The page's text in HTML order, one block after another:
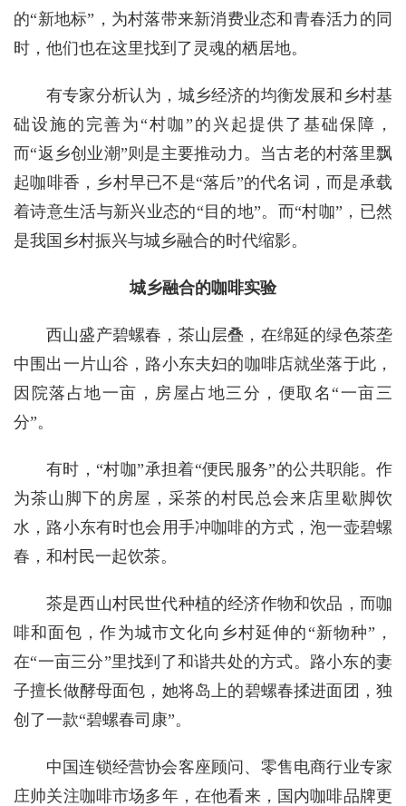
的“新地标”，为村落带来新消费业态和青春活力的同
时，他们也在这里找到了灵魂的栖居地。
有专家分析认为，城乡经济的均衡发展和乡村基
础设施的完善为“村咖”的兴起提供了基础保障，
而“返乡创业潮”则是主要推动力。当古老的村落里飘
起咖啡香，乡村早已不是“落后”的代名词，而是承载
着诗意生活与新兴业态的“目的地”。而“村咖”，已然
是我国乡村振兴与城乡融合的时代缩影。
城乡融合的咖啡实验
西山盛产碧螺春，茶山层叠，在绵延的绿色茶垄
中围出一片山谷，路小东夫妇的咖啡店就坐落于此，
因院落占地一亩，房屋占地三分，便取名“一亩三
分”。
有时，“村咖”承担着“便民服务”的公共职能。作
为茶山脚下的房屋，采茶的村民总会来店里歇脚饮
水，路小东有时也会用手冲咖啡的方式，泡一壶碧螺
春，和村民一起饮茶。
茶是西山村民世代种植的经济作物和饮品，而咖
啡和面包，作为城市文化向乡村延伸的“新物种”，
在“一亩三分”里找到了和谐共处的方式。路小东的妻
子擅长做酵母面包，她将岛上的碧螺春揉进面团，独
创了一款“碧螺春司康”。
中国连锁经营协会客座顾问、零售电商行业专家
庄帅关注咖啡市场多年，在他看来，国内咖啡品牌更